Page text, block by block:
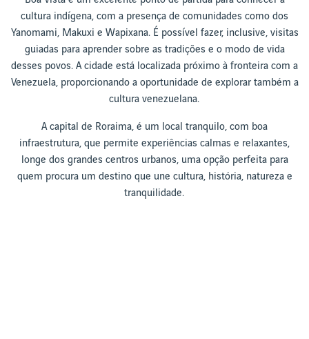
cultura indígena, com a presença de comunidades como dos
Yanomami, Makuxi e Wapixana. É possível fazer, inclusive, visitas
guiadas para aprender sobre as tradições e o modo de vida
desses povos. A cidade está localizada próximo à fronteira com a
Venezuela, proporcionando a oportunidade de explorar também a
cultura venezuelana.
A capital de Roraima, é um local tranquilo, com boa
infraestrutura, que permite experiências calmas e relaxantes,
longe dos grandes centros urbanos, uma opção perfeita para
quem procura um destino que une cultura, história, natureza e
tranquilidade.